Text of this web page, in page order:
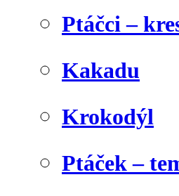
Ptáčci –
Kakadu
Krokodýl
Ptáček –